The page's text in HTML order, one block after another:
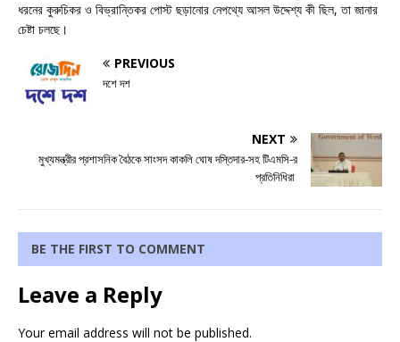
ধরনের কুরুচিকর ও বিভ্রান্তিকর পোস্ট ছড়ানোর নেপথ্যে আসল উদ্দেশ্য কী ছিল, তা জানার
চেষ্টা চলছে।
PREVIOUS
দশে দশ
NEXT
মুখ্যমন্ত্রীর প্রশাসনিক বৈঠকে সাংসদ কাকলি ঘোষ দস্তিদার-সহ টিএমসি-র
প্রতিনিধিরা
BE THE FIRST TO COMMENT
Leave a Reply
Your email address will not be published.